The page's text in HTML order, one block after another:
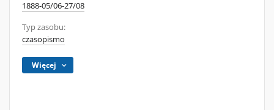
1888-05/06-27/08
Typ zasobu:
czasopismo
Więcej